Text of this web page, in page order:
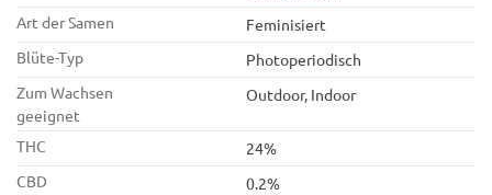
Art der Samen
Feminisiert
Blüte-Typ
Photoperiodisch
Zum Wachsen
geeignet
Outdoor, Indoor
THC
24%
CBD
0.2%